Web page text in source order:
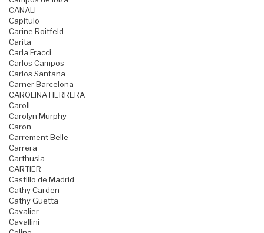
CANALI
Capitulo
Carine Roitfeld
Carita
Carla Fracci
Carlos Campos
Carlos Santana
Carner Barcelona
CAROLINA HERRERA
Caroll
Carolyn Murphy
Caron
Carrement Belle
Carrera
Carthusia
CARTIER
Castillo de Madrid
Cathy Carden
Cathy Guetta
Cavalier
Cavallini